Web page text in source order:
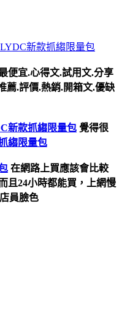
新款抓縐限量包
便宜.心得文.試用文.分享
薦.評價.熱銷.開箱文.優缺
新款抓縐限量包 覺得很
縐限量包
在網路上買應該會比較
且24小時都能買，上網慢
員臉色